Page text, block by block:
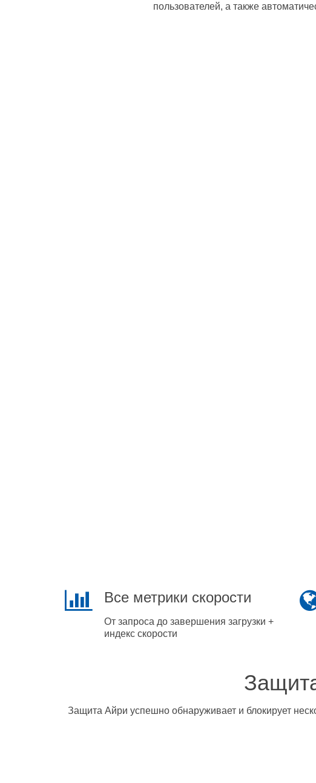
пользователей, а также
Все метрики скорости
От запроса до завершения загрузки +
индекс скорости
Защита Айри успешно обнаруживает и блокирует